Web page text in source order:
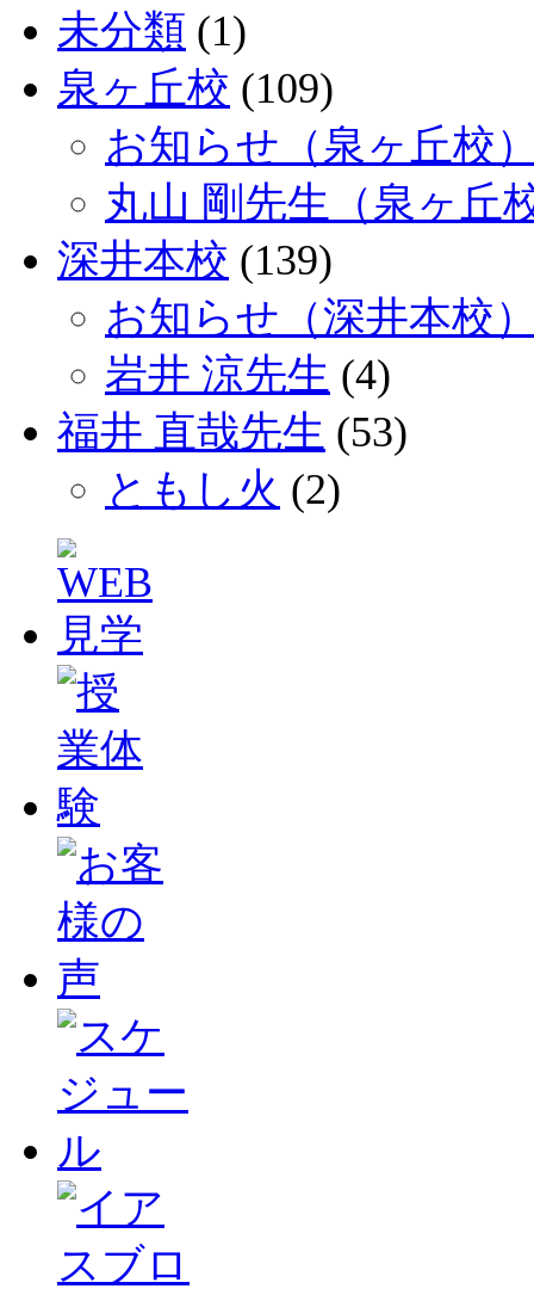
未分類 (1)
泉ヶ丘校 (109)
お知らせ（泉ヶ丘校
丸山 剛先生（泉ヶ丘
深井本校 (139)
お知らせ（深井本校
岩井 涼先生 (4)
福井 直哉先生 (53)
ともし火 (2)